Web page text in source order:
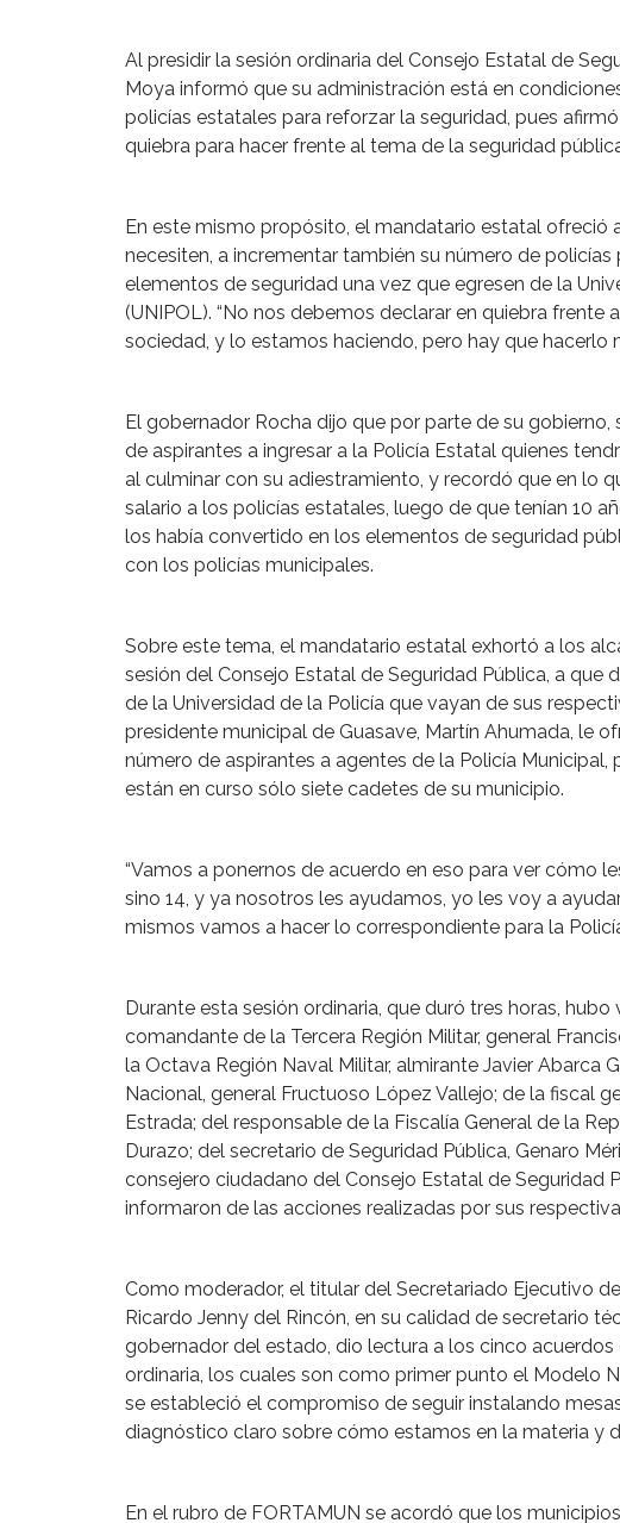
Al presidir la sesión ordinaria del Consejo Estatal de
Moya informó que su administración está en
policías estatales para reforzar la seguridad, pues
quiebra para hacer frente al tema de la seguridad
En este mismo propósito, el mandatario estatal ofreció
necesiten, a incrementar también su número de
elementos de seguridad una vez que egresen de la
(UNIPOL). “No nos debemos declarar en quiebra frente
sociedad, y lo estamos haciendo, pero hay que hacerlo
El gobernador Rocha dijo que por parte de su
de aspirantes a ingresar a la Policía Estatal quienes
al culminar con su adiestramiento, y recordó que en lo
salario a los policías estatales, luego de que tenían 10
los había convertido en los elementos de seguridad
con los policías municipales.
Sobre este tema, el mandatario estatal exhortó a los
sesión del Consejo Estatal de Seguridad Pública, a que
de la Universidad de la Policía que vayan de sus
presidente municipal de Guasave, Martín Ahumada, le
número de aspirantes a agentes de la Policía
están en curso sólo siete cadetes de su municipio.
“Vamos a ponernos de acuerdo en eso para ver cómo
sino 14, y ya nosotros les ayudamos, yo les voy a
mismos vamos a hacer lo correspondiente para la
Durante esta sesión ordinaria, que duró tres horas,
comandante de la Tercera Región Militar, general
la Octava Región Naval Militar, almirante Javier Abarca
Nacional, general Fructuoso López Vallejo; de la fiscal
Estrada; del responsable de la Fiscalía General de la
Durazo; del secretario de Seguridad Pública, Genaro
consejero ciudadano del Consejo Estatal de Seguridad
informaron de las acciones realizadas por sus
Como moderador, el titular del Secretariado Ejecutivo
Ricardo Jenny del Rincón, en su calidad de secretario
gobernador del estado, dio lectura a los cinco
ordinaria, los cuales son como primer punto el Modelo
se estableció el compromiso de seguir instalando
diagnóstico claro sobre cómo estamos en la materia y
En el rubro de FORTAMUN se acordó que los